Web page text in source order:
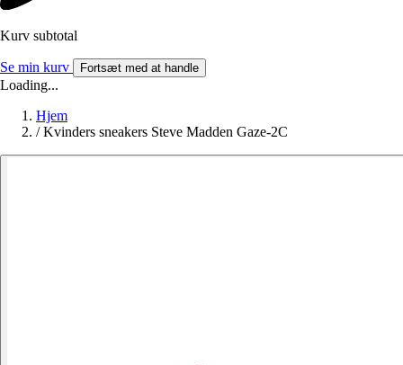
Kurv subtotal
Se min kurv Fortsæt med at handle
Loading...
Hjem
/ Kvinders sneakers Steve Madden Gaze-2C